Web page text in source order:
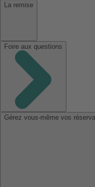
La remise
Foire aux questions
Gérez vous-même vos